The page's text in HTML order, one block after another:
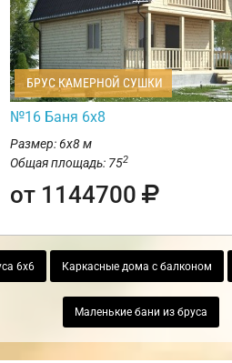
БРУС КАМЕРНОЙ СУШКИ
№16 Баня 6х8
Размер: 6х8 м
Общая площадь: 752
от 1144700
6х6 Каркасные дома с балконом
Маленькие бани из бруса